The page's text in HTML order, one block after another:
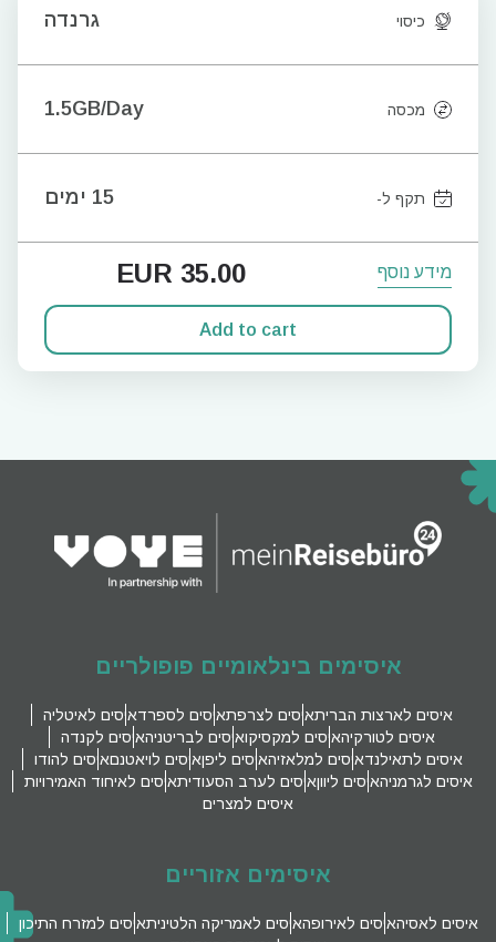
כיסוי גרנדה
מכסה 1.5GB/Day
תקף ל- 15 ימים
מידע נוסף EUR 35.00
Add to cart
איסימים בינלאומיים פופולריים
איסים לארצות הבריתאיסים לצרפתאיסים לספרדאיסים לאיטליה
איסים לטורקיהאיסים למקסיקואיסים לבריטניהאיסים לקנדה
איסים לתאילנדאיסים למלאזיהאיסים ליפןאיסים לויאטנםאיסים להודו
איסים לגרמניהאיסים ליווןאיסים לערב הסעודיתאיסים לאיחוד האמירויות
איסים למצרים
איסימים אזוריים
איסים לאסיהאיסים לאירופהאיסים לאמריקה הלטיניתאיסים למזרח התיכון